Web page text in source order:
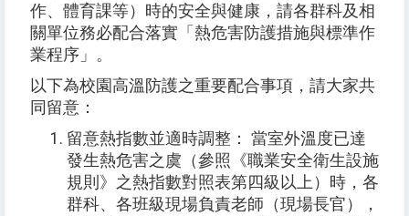
作、體育課等）時的安全與健康，請各群科及相
關單位務必配合落實「熱危害防護措施與標準作
業程序」。
以下為校園高溫防護之重要配合事項，請大家共
同留意：
留意熱指數並適時調整： 當室外溫度已達
發生熱危害之虞（參照《職業安全衛生設施
規則》之熱指數對照表第四級以上）時，各
群科、各班級現場負責老師（現場長官），